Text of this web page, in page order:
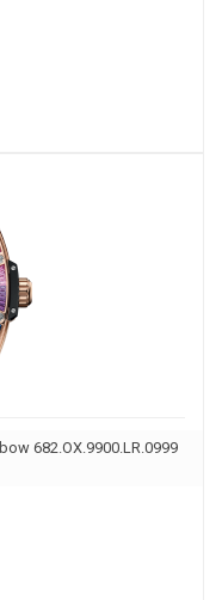
682.OX.9900.LR.0999